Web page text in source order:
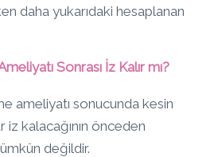
daha yukarıdaki hesaplanan
Sonrası İz Kalır mı?
ameliyatı sonucunda kesin
iz kalacağının önceden
değildir.